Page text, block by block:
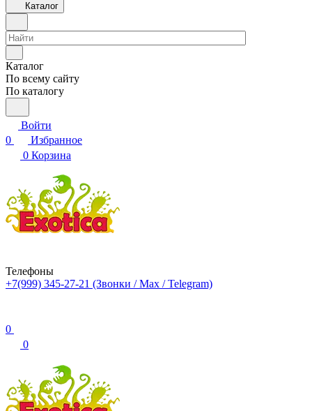
Каталог
Каталог
По всему сайту
По каталогу
Войти
0
Избранное
0 Корзина
Телефоны
+7(999) 345-27-21 (Звонки / Max / Telegram)
0
0